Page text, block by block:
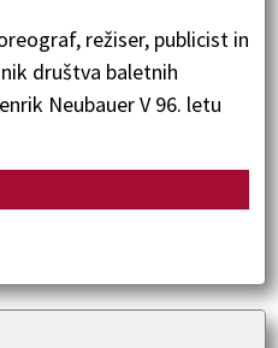
režiser, publicist in
društva baletnih
Neubauer V 96. letu